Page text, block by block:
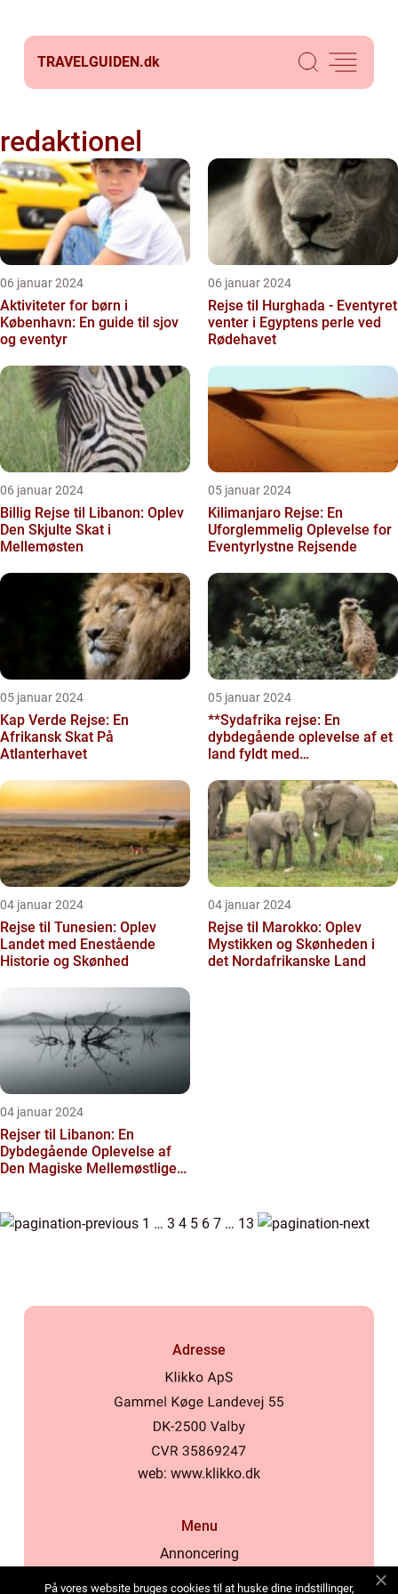
TRAVELGUIDEN.dk
redaktionel
06 januar 2024
Aktiviteter for børn i
København: En guide til sjov
og eventyr
06 januar 2024
Rejse til Hurghada - Eventyret
venter i Egyptens perle ved
Rødehavet
06 januar 2024
Billig Rejse til Libanon: Oplev
Den Skjulte Skat i
Mellemøsten
05 januar 2024
Kilimanjaro Rejse: En
Uforglemmelig Oplevelse for
Eventyrlystne Rejsende
05 januar 2024
Kap Verde Rejse: En
Afrikansk Skat På
Atlanterhavet
05 januar 2024
**Sydafrika rejse: En
dybdegående oplevelse af et
land fyldt med
04 januar 2024
Rejse til Tunesien: Oplev
Landet med Enestående
Historie og Skønhed
04 januar 2024
Rejse til Marokko: Oplev
Mystikken og Skønheden i
det Nordafrikanske Land
04 januar 2024
Rejser til Libanon: En
Dybdegående Oplevelse af
Den Magiske Mellemøstlige
1 … 3 4 5 6 7 … 13
Adresse
web: www.klikko.dk
Menu
Annoncering
På vores website bruges cookies til at huske dine indstillinger,